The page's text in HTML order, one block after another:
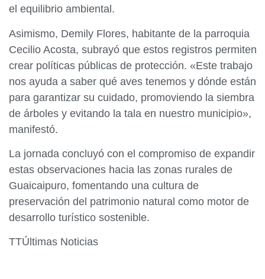
el equilibrio ambiental.
Asimismo, Demily Flores, habitante de la parroquia
Cecilio Acosta, subrayó que estos registros permiten
crear políticas públicas de protección. «Este trabajo
nos ayuda a saber qué aves tenemos y dónde están
para garantizar su cuidado, promoviendo la siembra
de árboles y evitando la tala en nuestro municipio»,
manifestó.
La jornada concluyó con el compromiso de expandir
estas observaciones hacia las zonas rurales de
Guaicaipuro, fomentando una cultura de
preservación del patrimonio natural como motor de
desarrollo turístico sostenible.
TTÚltimas Noticias